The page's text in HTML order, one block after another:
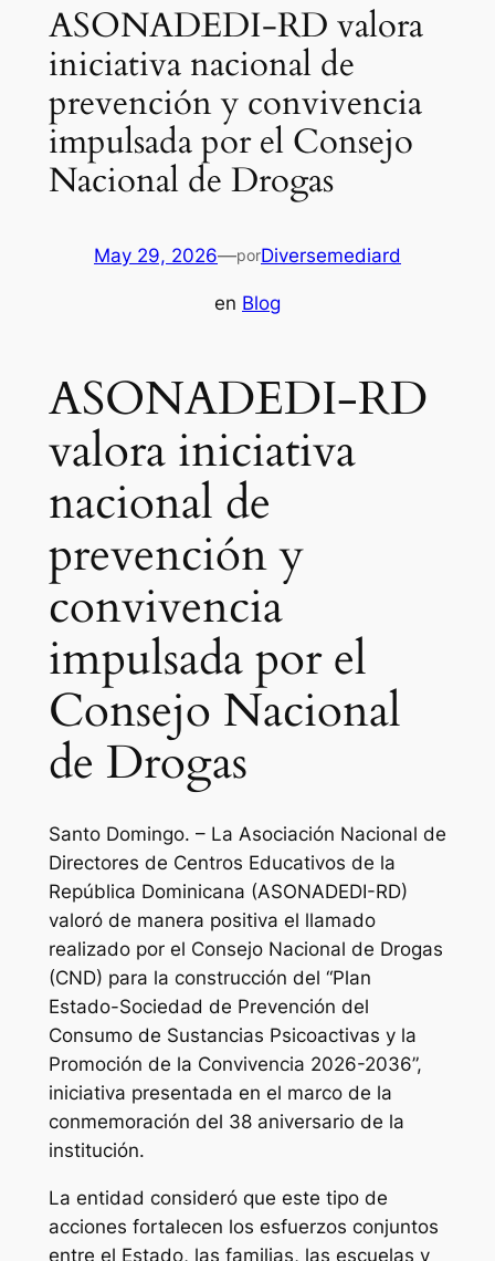
ASONADEDI-RD valora
iniciativa nacional de
prevención y convivencia
impulsada por el Consejo
Nacional de Drogas
May 29, 2026—porDiversemediard
en Blog
ASONADEDI-RD
valora iniciativa
nacional de
prevención y
convivencia
impulsada por el
Consejo Nacional
de Drogas
Santo Domingo. – La Asociación Nacional de
Directores de Centros Educativos de la
República Dominicana (ASONADEDI-RD)
valoró de manera positiva el llamado
realizado por el Consejo Nacional de Drogas
(CND) para la construcción del “Plan
Estado-Sociedad de Prevención del
Consumo de Sustancias Psicoactivas y la
Promoción de la Convivencia 2026-2036”,
iniciativa presentada en el marco de la
conmemoración del 38 aniversario de la
institución.
La entidad consideró que este tipo de
acciones fortalecen los esfuerzos conjuntos
entre el Estado, las familias, las escuelas y